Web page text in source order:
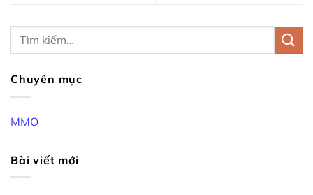
Chuyên mục
MMO
Bài viết mới